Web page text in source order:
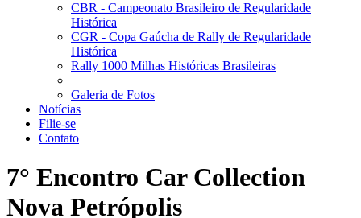
CBR - Campeonato Brasileiro de Regularidade
Histórica
CGR - Copa Gaúcha de Rally de Regularidade
Histórica
Rally 1000 Milhas Históricas Brasileiras
Galeria de Fotos
Notícias
Filie-se
Contato
7° Encontro Car Collection
Nova Petrópolis